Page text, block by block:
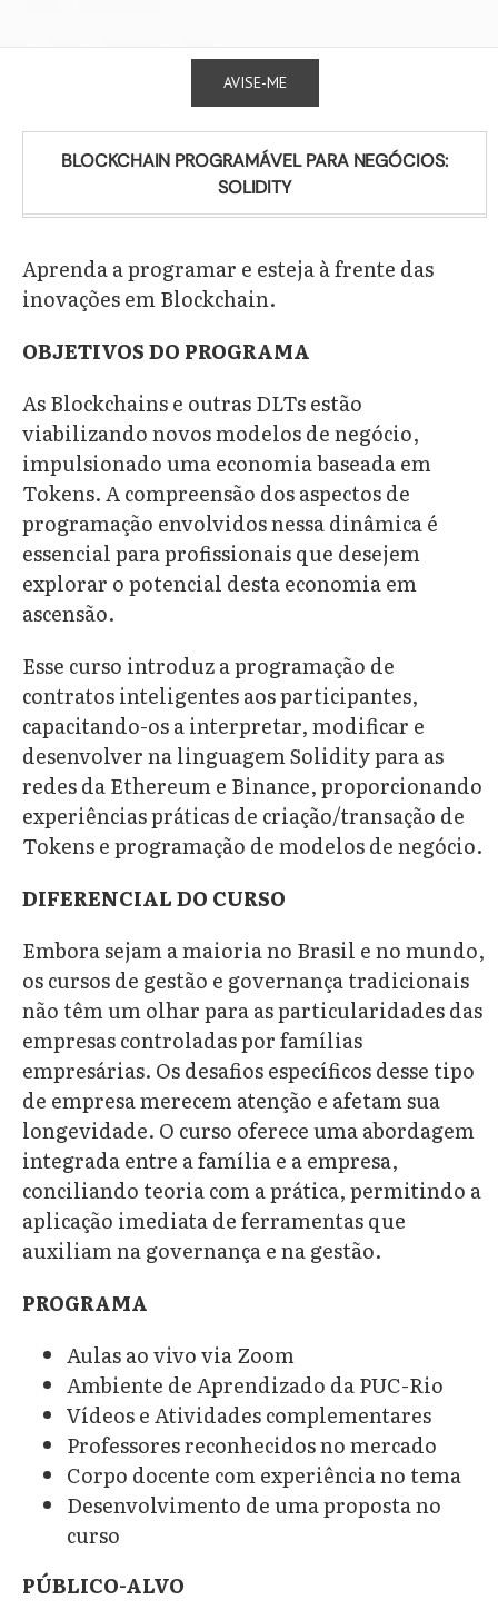
AVISE-ME
BLOCKCHAIN PROGRAMÁVEL PARA NEGÓCIOS:
SOLIDITY
Aprenda a programar e esteja à frente das
inovações em Blockchain.
OBJETIVOS DO PROGRAMA
As Blockchains e outras DLTs estão
viabilizando novos modelos de negócio,
impulsionado uma economia baseada em
Tokens. A compreensão dos aspectos de
programação envolvidos nessa dinâmica é
essencial para profissionais que desejem
explorar o potencial desta economia em
ascensão.
Esse curso introduz a programação de
contratos inteligentes aos participantes,
capacitando-os a interpretar, modificar e
desenvolver na linguagem Solidity para as
redes da Ethereum e Binance, proporcionando
experiências práticas de criação/transação de
Tokens e programação de modelos de negócio.
DIFERENCIAL DO CURSO
Embora sejam a maioria no Brasil e no mundo,
os cursos de gestão e governança tradicionais
não têm um olhar para as particularidades das
empresas controladas por famílias
empresárias. Os desafios específicos desse tipo
de empresa merecem atenção e afetam sua
longevidade. O curso oferece uma abordagem
integrada entre a família e a empresa,
conciliando teoria com a prática, permitindo a
aplicação imediata de ferramentas que
auxiliam na governança e na gestão.
PROGRAMA
Aulas ao vivo via Zoom
Ambiente de Aprendizado da PUC-Rio
Vídeos e Atividades complementares
Professores reconhecidos no mercado
Corpo docente com experiência no tema
Desenvolvimento de uma proposta no
curso
PÚBLICO-ALVO